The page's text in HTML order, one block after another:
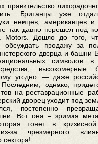
правительство
Британцы уже
немцев, американцев
так давно перешел под
Motors. Дошло до того,
обсуждать продажу за
дворца и башни
символов в
высокомерные
угодно — даже
однако,
на реставрационные
дворец уходит под
постепенно
Вот она – зримая
тонет в
за чрезмерного
сектора!